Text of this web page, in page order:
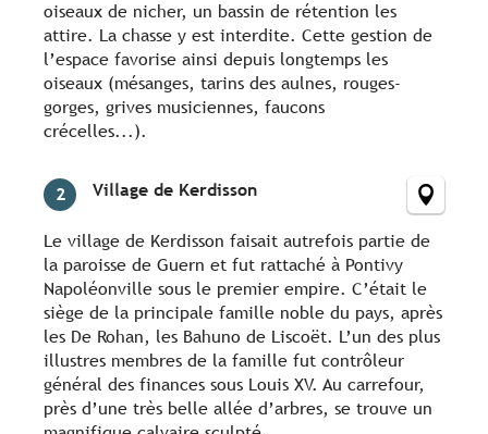
oiseaux de nicher, un bassin de rétention les
attire. La chasse y est interdite. Cette gestion de
l’espace favorise ainsi depuis longtemps les
oiseaux (mésanges, tarins des aulnes, rouges-
gorges, grives musiciennes, faucons
crécelles...).
2 Village de Kerdisson
Le village de Kerdisson faisait autrefois partie de
la paroisse de Guern et fut rattaché à Pontivy
Napoléonville sous le premier empire. C’était le
siège de la principale famille noble du pays, après
les De Rohan, les Bahuno de Liscoët. L’un des plus
illustres membres de la famille fut contrôleur
général des finances sous Louis XV. Au carrefour,
près d’une très belle allée d’arbres, se trouve un